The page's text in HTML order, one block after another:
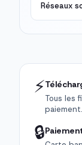
Réseaux
⚡
Tous les
paiement.
🔒